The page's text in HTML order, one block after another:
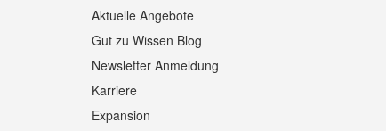
Aktuelle Angebote
Gut zu Wissen Blog
Newsletter Anmeldung
Karriere
Expansion